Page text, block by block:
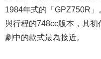
1984年式的「GPZ750R
與行程的748cc版本，其
劇中的款式最為接近。